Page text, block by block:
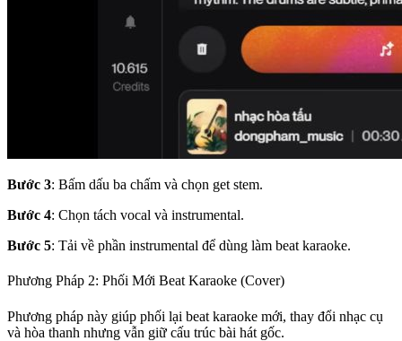
Bước 3: Bấm dấu ba chấm và chọn get stem.
Bước 4: Chọn tách vocal và instrumental.
Bước 5: Tải về phần instrumental để dùng làm beat karaoke.
Phương Pháp 2: Phối Mới Beat Karaoke (Cover)
Phương pháp này giúp phối lại beat karaoke mới, thay đổi nhạc cụ
và hòa thanh nhưng vẫn giữ cấu trúc bài hát gốc.